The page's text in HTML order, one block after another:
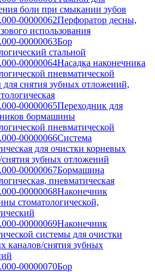
боли при смыкании зубов
00000062Перфоратор десны,
использования
00000063Бор
стальной
00000064Насадка наконечника
пневматической
для снятия зубных отложений,
00000065Переходник для
бормашины
пневматической
00000066Система
для очистки корневых
снятия зубных отложений
00000067Бормашина
пневматическая
00000068Наконечник
стоматологической,
00000069Наконечник
системы для очистки
каналов/снятия зубных
00000070Бор